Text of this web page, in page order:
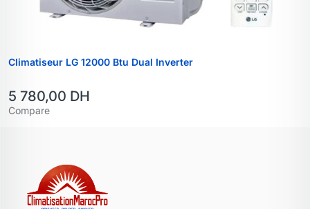
Climatiseur LG 12000 Btu Dual Inverter
5 780,00 DH
Compare